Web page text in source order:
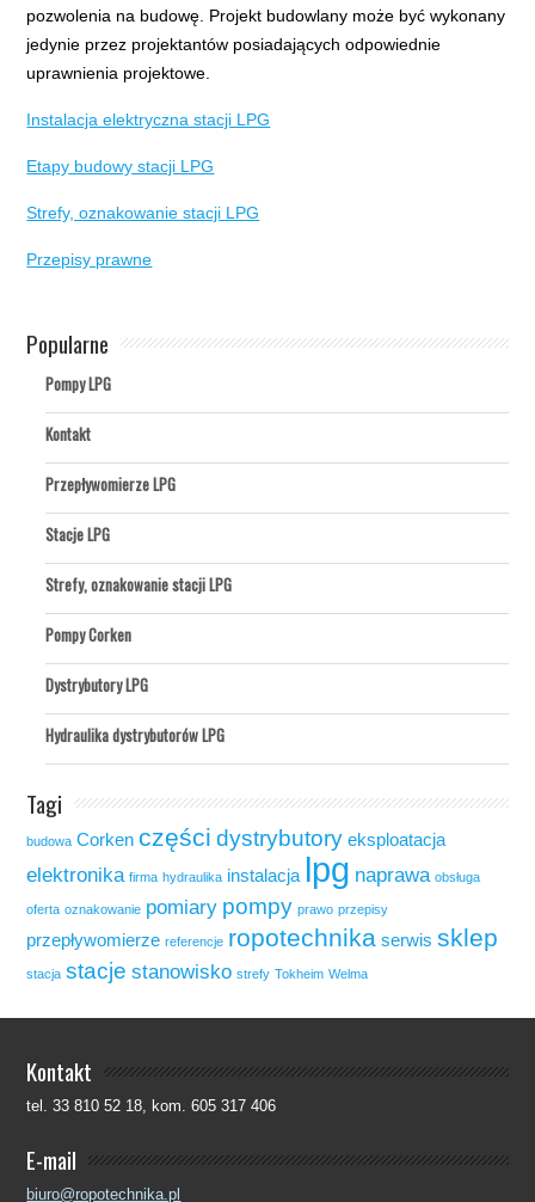
pozwolenia na budowę. Projekt budowlany może być wykonany
jedynie przez projektantów posiadających odpowiednie
uprawnienia projektowe.
Instalacja elektryczna stacji LPG
Etapy budowy stacji LPG
Strefy, oznakowanie stacji LPG
Przepisy prawne
Popularne
Pompy LPG
Kontakt
Przepływomierze LPG
Stacje LPG
Strefy, oznakowanie stacji LPG
Pompy Corken
Dystrybutory LPG
Hydraulika dystrybutorów LPG
Tagi
budowa Corken części dystrybutory eksploatacja
elektronika firma hydraulika instalacja lpg naprawa obsługa
oferta oznakowanie pomiary pompy prawo przepisy
przepływomierze referencje ropotechnika serwis sklep
stacja stacje stanowisko strefy Tokheim Welma
Kontakt
tel. 33 810 52 18, kom. 605 317 406
E-mail
biuro@ropotechnika.pl